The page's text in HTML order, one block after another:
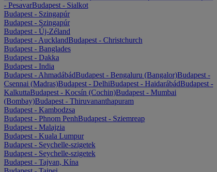
- PesavarBudapest - Sialkot
Budapest - Szingapúr
Budapest - Szingapúr
Budapest - Új-Zéland
Budapest - AucklandBudapest - Christchurch
Budapest - Banglades
Budapest - Dakka
Budapest - India
Budapest - AhmadábádBudapest - Bengaluru (Bangalor)Budapest -
Csennai (Madras)Budapest - DelhiBudapest - HaidarábádBudapest -
KalkuttaBudapest - Kocsín (Cochin)Budapest - Mumbai
(Bombay)Budapest - Thiruvananthapuram
Budapest - Kambodzsa
Budapest - Phnom PenhBudapest - Sziemreap
Budapest - Malajzia
Budapest - Kuala Lumpur
Budapest - Seychelle-szigetek
Budapest - Seychelle-szigetek
Budapest - Tajvan, Kína